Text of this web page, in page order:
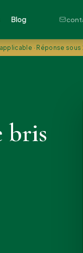
Blog
· Réponse sous